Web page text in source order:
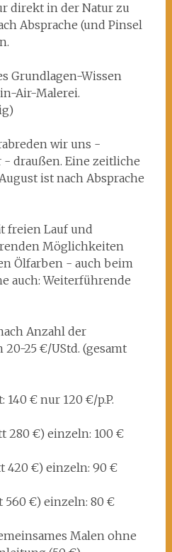
direkt in der Natur zu
Absprache (und Pinsel
Grundlagen-Wissen
Air-Malerei.
wir uns -
draußen. Eine zeitliche
ist nach Absprache
freien Lauf und
Möglichkeiten
Ölfarben - auch beim
auch: Weiterführende
Anzahl der
25 €/UStd. (gesamt
140 € nur 120 €/p.P.
280 €) einzeln: 100 €
420 €) einzeln: 90 €
560 €) einzeln: 80 €
Malen ohne